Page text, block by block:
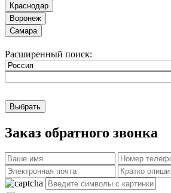
Краснодар
Воронеж
Самара
Расширенный поиск:
Выбрать
Заказ обратного звонка